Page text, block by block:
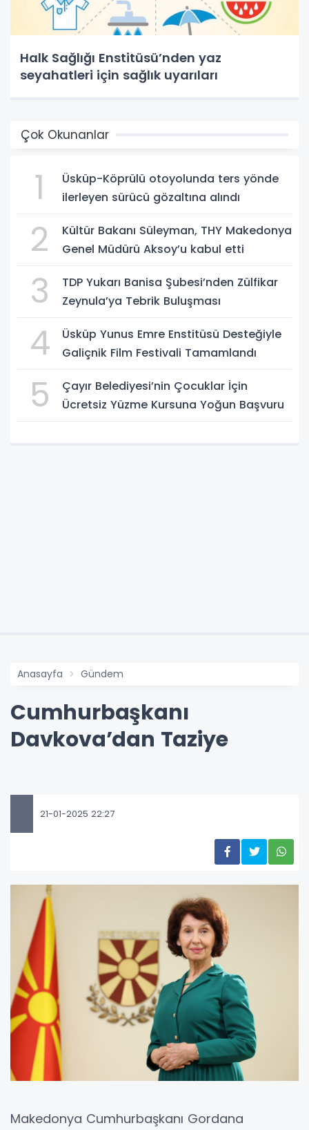
Halk Sağlığı Enstitüsü’nden yaz
seyahatleri için sağlık uyarıları
Çok Okunanlar
1
Üsküp-Köprülü otoyolunda ters yönde
ilerleyen sürücü gözaltına alındı
2
Kültür Bakanı Süleyman, THY Makedonya
Genel Müdürü Aksoy’u kabul etti
3
TDP Yukarı Banisa Şubesi’nden Zülfikar
Zeynula’ya Tebrik Buluşması
4
Üsküp Yunus Emre Enstitüsü Desteğiyle
Galiçnik Film Festivali Tamamlandı
5
Çayır Belediyesi’nin Çocuklar İçin
Ücretsiz Yüzme Kursuna Yoğun Başvuru
Anasayfa Gündem
Cumhurbaşkanı
Davkova’dan Taziye
21-01-2025 22:27
Makedonya Cumhurbaşkanı Gordana